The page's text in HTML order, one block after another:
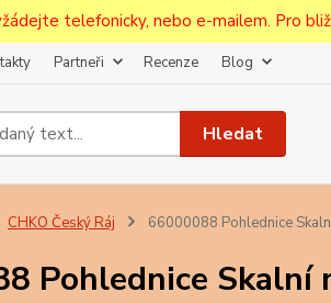
telefonicky, nebo e-mailem. Pro
Partneři Recenze Blog
Hledat
CHKO Český Ráj 66000088 Pohlednice
Pohlednice Skalní
po zaregistrování nastavena sleva,
první objednávce.